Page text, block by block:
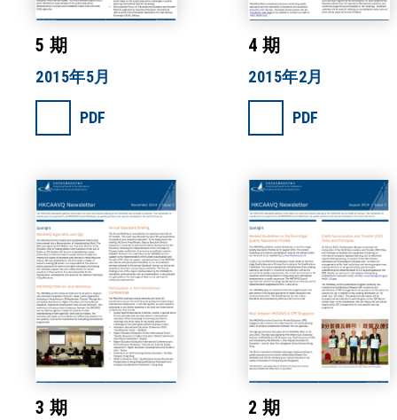
5 期
2015年5月
PDF
4 期
2015年2月
PDF
3 期 2 期